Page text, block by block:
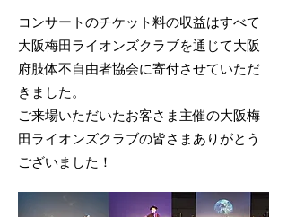
コンサートのチケット料の収益はすべて
大阪梅田ライオンズクラブを通じて大阪
府肢体不自由者協会に寄付させていただ
きました。
ご来場いただいたお客さま主催の大阪梅
田ライオンズクラブの皆さまありがとう
ございました！